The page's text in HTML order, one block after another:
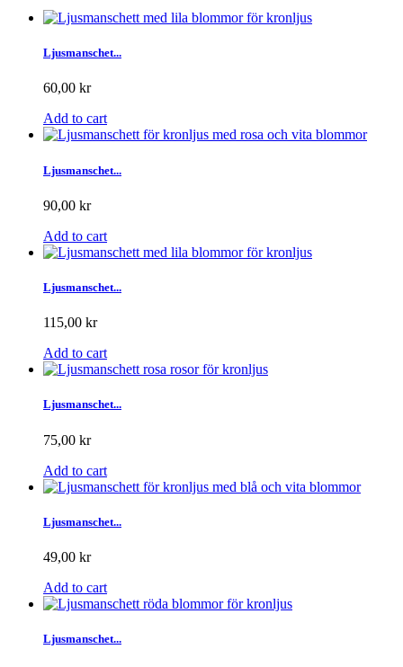
Ljusmanschet...
60,00 kr
Add to cart
Ljusmanschet...
90,00 kr
Add to cart
Ljusmanschet...
115,00 kr
Add to cart
Ljusmanschet...
75,00 kr
Add to cart
Ljusmanschet...
49,00 kr
Add to cart
Ljusmanschet...